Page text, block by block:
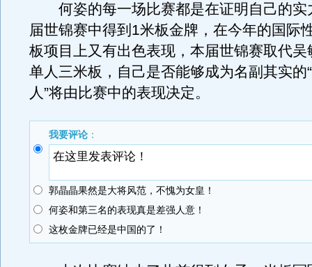
何姿的每一场比赛都是在证明自己的实
届世锦赛中得到1米板金牌，在今年的国际
板项目上又有出色表现，本届世锦赛取代吴
单人三米板，自己是否能够成为名副其实的
人”将由比赛中的表现决定。
我要评论：
郭晶晶果然是大将风范，不愧为女皇！
何姿和第三名的表现真是差强人意！
这枚金牌已经是中国的了！